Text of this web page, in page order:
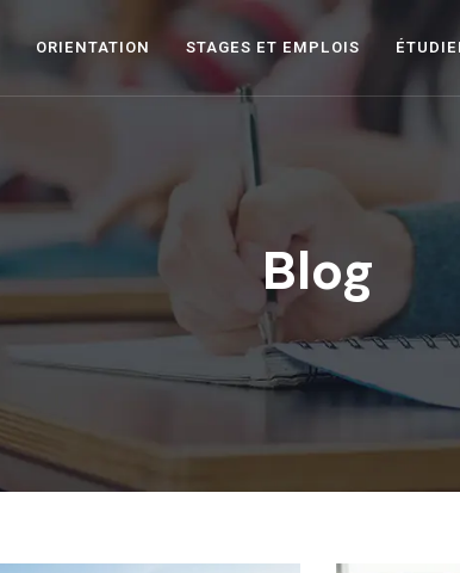
ORIENTATION STAGES ET EMPLOIS
Blog